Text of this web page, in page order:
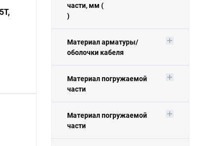
части, мм (
)
Материал арматуры/
оболочки кабеля
Материал погружаемой
части
Материал погружаемой
части